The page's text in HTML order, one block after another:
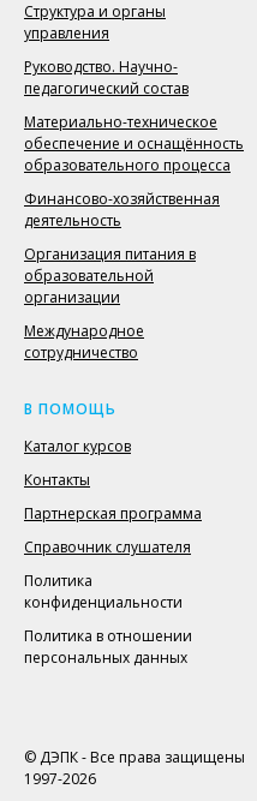
Структура и органы
управления
Руководство. Научно-
педагогический состав
Материально-техническое
обеспечение и оснащённость
образовательного процесса
Финансово-хозяйственная
деятельность
Организация питания в
образовательной
организации
Международное
сотрудничество
В ПОМОЩЬ
Каталог курсов
Контакты
Партнерская программа
Справочник слушателя
Политика
конфиденциальности
Политика в отношении
персональных данных
© ДЭПК - Все права защищены
1997-2026